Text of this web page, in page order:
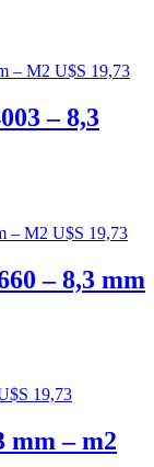
– 8,3
– 8,3 mm
mm – m2